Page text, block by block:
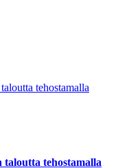
tehostamalla